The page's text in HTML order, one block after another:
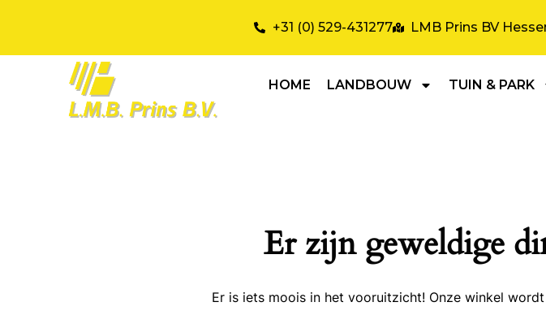
+31 (0) 529-431277 LMB Prins BV
HOME LANDBOUW TUIN & PARK
Er zijn geweldige
Er is iets moois in het vooruitzicht! Onze winkel